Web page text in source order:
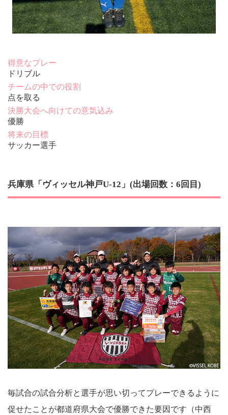
得意なプレー
ドリブル
チームの中での役割
点を取る
決勝大会へ向けての意気込み
優勝
将来の目標
サッカー選手
兵庫県「ヴィッセル神戸U-12」(出場回数：6回目)
毎試合の試合分析と選手が思い切ってプレーできるように
促せたことが都道府県大会で優勝できた要因です（中西